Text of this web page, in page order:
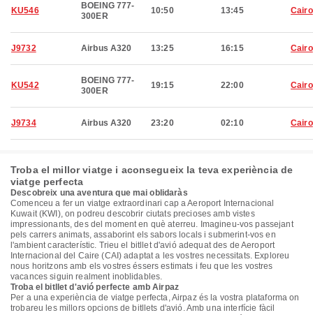
KU546
BOEING 777-
300ER
10:50 13:45 Cairo
J9732 Airbus A320 13:25 16:15 Cairo
KU542
BOEING 777-
300ER
19:15 22:00 Cairo
J9734 Airbus A320 23:20 02:10 Cairo
Troba el millor viatge i aconsegueix la teva experiència de
viatge perfecta
Descobreix una aventura que mai oblidaràs
Comenceu a fer un viatge extraordinari cap a Aeroport Internacional
Kuwait (KWI), on podreu descobrir ciutats precioses amb vistes
impressionants, des del moment en què aterreu. Imagineu-vos passejant
pels carrers animats, assaborint els sabors locals i submerint-vos en
l'ambient característic. Trieu el bitllet d'avió adequat des de Aeroport
Internacional del Caire (CAI) adaptat a les vostres necessitats. Exploreu
nous horitzons amb els vostres éssers estimats i feu que les vostres
vacances siguin realment inoblidables.
Troba el bitllet d'avió perfecte amb Airpaz
Per a una experiència de viatge perfecta, Airpaz és la vostra plataforma on
trobareu les millors opcions de bitllets d'avió. Amb una interfície fàcil